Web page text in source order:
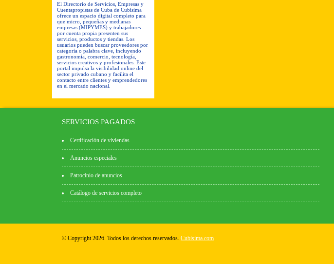
El Directorio de Servicios, Empresas y
Cuentapropistas de Cuba de Cubisima
ofrece un espacio digital completo para
que micro, pequeñas y medianas
empresas (MIPYMES) y trabajadores
por cuenta propia presenten sus
servicios, productos y tiendas. Los
usuarios pueden buscar proveedores por
categoría o palabra clave, incluyendo
gastronomía, comercio, tecnología,
servicios creativos y profesionales. Este
portal impulsa la visibilidad online del
sector privado cubano y facilita el
contacto entre clientes y emprendedores
en el mercado nacional.
SERVICIOS PAGADOS
Certificación de viviendas
Anuncios especiales
Patrocinio de anuncios
Catálogo de servicios completo
© Copyright 2026. Todos los derechos reservados. Cubisima.com